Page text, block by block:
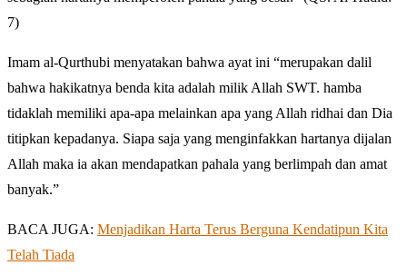
7)
Imam al-Qurthubi menyatakan bahwa ayat ini “merupakan dalil
bahwa hakikatnya benda kita adalah milik Allah SWT. hamba
tidaklah memiliki apa-apa melainkan apa yang Allah ridhai dan Dia
titipkan kepadanya. Siapa saja yang menginfakkan hartanya dijalan
Allah maka ia akan mendapatkan pahala yang berlimpah dan amat
banyak.”
BACA JUGA: Menjadikan Harta Terus Berguna Kendatipun Kita
Telah Tiada